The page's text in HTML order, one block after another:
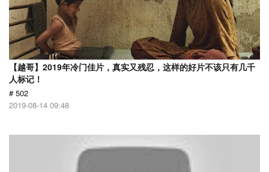
【越哥】2019年冷门佳片，真实又残忍，这样的好片不该只有几千
人标记！
# 502
2019-08-14 09:48